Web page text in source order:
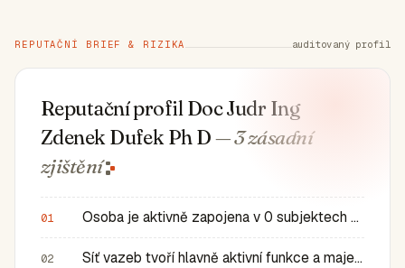
REPUTAČNÍ BRIEF & RIZIKA auditovaný profil
Reputační profil Doc Judr Ing
Zdenek Dufek Ph D— 3 zásadní
zjištění
01 Osoba je aktivně zapojena v 0 subjektech a má 0 historic…
02 Síť vazeb tvoří hlavně aktivní funkce a majetkové role v…